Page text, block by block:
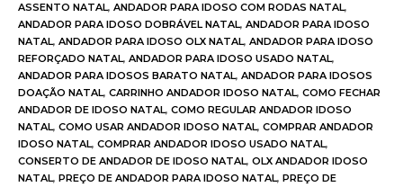
ASSENTO NATAL, ANDADOR PARA IDOSO COM RODAS NATAL,
ANDADOR PARA IDOSO DOBRÁVEL NATAL, ANDADOR PARA IDOSO
NATAL, ANDADOR PARA IDOSO OLX NATAL, ANDADOR PARA IDOSO
REFORÇADO NATAL, ANDADOR PARA IDOSO USADO NATAL,
ANDADOR PARA IDOSOS BARATO NATAL, ANDADOR PARA IDOSOS
DOAÇÃO NATAL, CARRINHO ANDADOR IDOSO NATAL, COMO FECHAR
ANDADOR DE IDOSO NATAL, COMO REGULAR ANDADOR IDOSO
NATAL, COMO USAR ANDADOR IDOSO NATAL, COMPRAR ANDADOR
IDOSO NATAL, COMPRAR ANDADOR IDOSO USADO NATAL,
CONSERTO DE ANDADOR DE IDOSO NATAL, OLX ANDADOR IDOSO
NATAL, PREÇO DE ANDADOR PARA IDOSO NATAL, PREÇO DE